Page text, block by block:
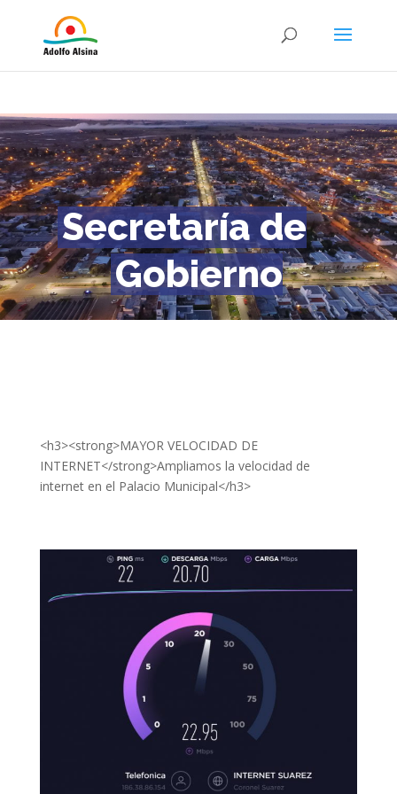
Secretaría de
Gobierno
<h3><strong>MAYOR VELOCIDAD DE
INTERNET</strong>Ampliamos la velocidad de
internet en el Palacio Municipal</h3>